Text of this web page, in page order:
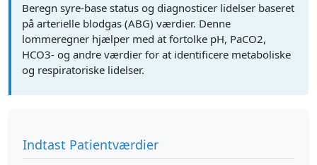
Beregn syre-base status og diagnosticer lidelser baseret
på arterielle blodgas (ABG) værdier. Denne
lommeregner hjælper med at fortolke pH, PaCO2,
HCO3- og andre værdier for at identificere metaboliske
og respiratoriske lidelser.
Indtast Patientværdier